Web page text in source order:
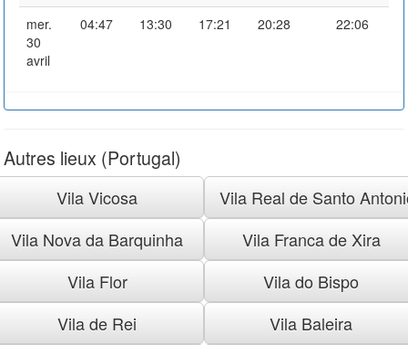
mer.
30
avril
04:47 13:30 17:21 20:28 22:06
Autres lieux (Portugal)
Vila Vicosa
Vila Real de Santo
Vila Nova da Barquinha
Vila Franca de Xira
Vila Flor
Vila do Bispo
Vila de Rei
Vila Baleira